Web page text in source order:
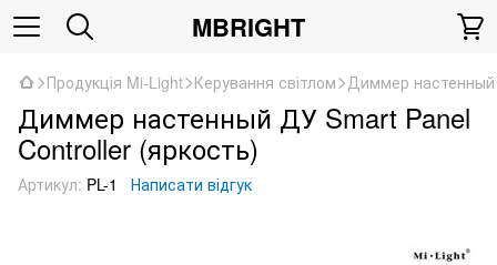
MBRIGHT
Продукція Mi-Light Керування світлом Диммер настенный
Диммер настенный ДУ Smart Panel
Controller (яркость)
Артикул: PL-1 Написати відгук